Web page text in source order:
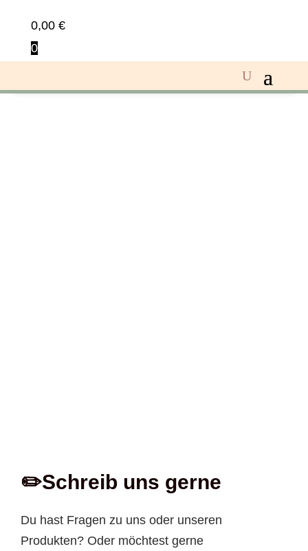
0,00 €
0
✏️Schreib uns gerne
Du hast Fragen zu uns oder unseren
Produkten? Oder möchtest gerne